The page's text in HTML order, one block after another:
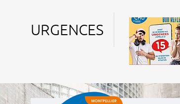
URGENCES